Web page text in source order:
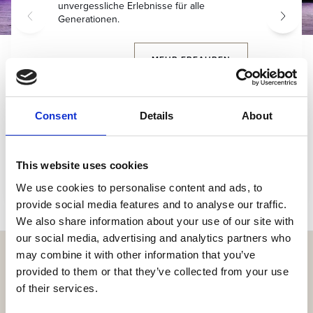
Consent Details About
This website uses cookies
We use cookies to personalise content and ads, to
provide social media features and to analyse our traffic.
We also share information about your use of our site with
our social media, advertising and analytics partners who
may combine it with other information that you’ve
provided to them or that they’ve collected from your use
of their services.
unvergessliche Erlebnisse für alle
Generationen.
MEHR ERFAHREN
Sports Academy an und entfesseln Sie ihr
Potenzial während Ihres Urlaubs!
MEHR ERFAHREN
auf sich. Seine Geheimnisse liegen in seiner
Einfachheit, der Frische der Zutaten und den
Generationen hinweg weitergegeben
MEHR ERFAHREN
legen Sie Ihr eigenes Tempo fest und wählen
Sie die Route, die am besten zu Ihnen passt.
MEHR ERFAHREN